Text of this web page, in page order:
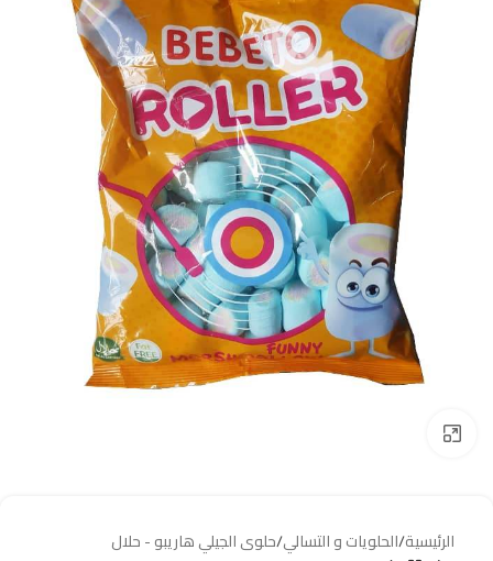
الرئيسية/الحلويات و التسالي/حلوى الجيلي هاريبو - حلال